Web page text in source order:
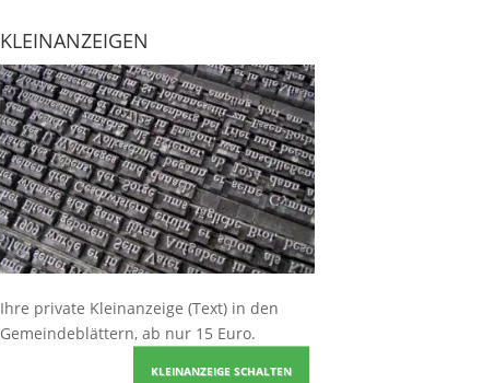
KLEINANZEIGEN
Ihre private Kleinanzeige (Text) in den
Gemeindeblättern, ab nur 15 Euro.
KLEINANZEIGE SCHALTEN